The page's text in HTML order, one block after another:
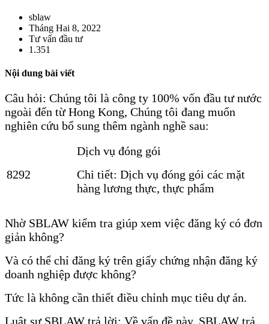
sblaw
Tháng Hai 8, 2022
Tư vấn đầu tư
1.351
Nội dung bài viết
Câu hỏi: Chúng tôi là công ty 100% vốn đầu tư nước
ngoài đến từ Hong Kong, Chúng tôi đang muốn
nghiên cứu bổ sung thêm ngành nghề sau:
8292
Dịch vụ đóng gói
Chi tiết: Dịch vụ đóng gói các mặt
hàng lương thực, thực phẩm
Nhờ SBLAW kiểm tra giúp xem việc đăng ký có đơn
giản không?
Và có thể chỉ đăng ký trên giấy chứng nhận đăng ký
doanh nghiệp được không?
Tức là không cần thiết điều chỉnh mục tiêu dự án.
Luật sư SBLAW trả lời: Về vấn đề này, SBLAW trả